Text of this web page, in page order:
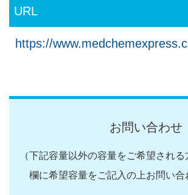
URL
https://
お問い合わせ
（下記容量以外の容量をご希望され
欄に希望容量をご記入の上お問い合